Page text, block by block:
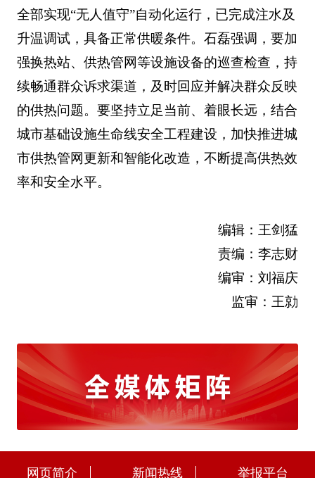
全部实现“无人值守”自动化运行，已完成注水及
升温调试，具备正常供暖条件。石磊强调，要加
强换热站、供热管网等设施设备的巡查检查，持
续畅通群众诉求渠道，及时回应并解决群众反映
的供热问题。要坚持立足当前、着眼长远，结合
城市基础设施生命线安全工程建设，加快推进城
市供热管网更新和智能化改造，不断提高供热效
率和安全水平。
编辑：王剑猛
责编：李志财
编审：刘福庆
监审：王勍
网页简介 新闻热线 举报平台